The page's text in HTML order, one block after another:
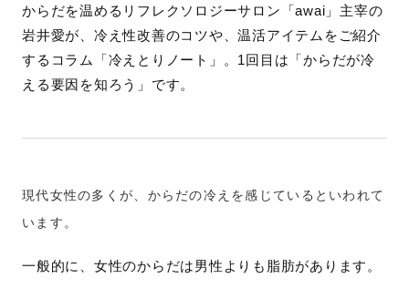
からだを温めるリフレクソロジーサロン「awai」主宰の
岩井愛が、冷え性改善のコツや、温活アイテムをご紹介
するコラム「冷えとりノート」。1回目は「からだが冷
える要因を知ろう」です。
現代女性の多くが、からだの冷えを感じているといわれて
います。
一般的に、女性のからだは男性よりも脂肪があります。